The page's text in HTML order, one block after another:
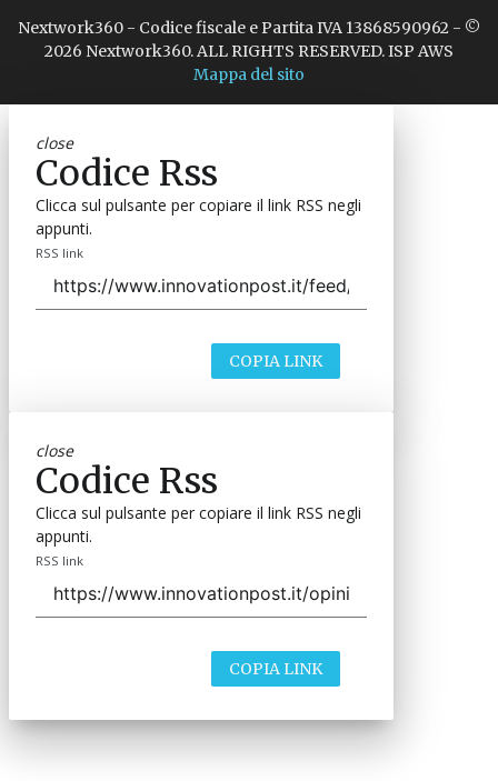
Nextwork360 - Codice fiscale e Partita IVA 13868590962 - ©
2026 Nextwork360. ALL RIGHTS RESERVED. ISP AWS
Mappa del sito
close
Codice Rss
Clicca sul pulsante per copiare il link RSS negli
appunti.
RSS link
COPIA LINK
close
Codice Rss
Clicca sul pulsante per copiare il link RSS negli
appunti.
RSS link
COPIA LINK